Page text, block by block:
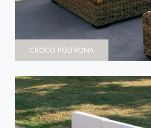
CROCO POLTRONA